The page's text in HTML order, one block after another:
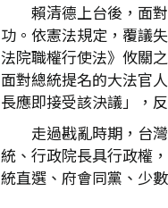
賴清德上台後，面
功。依憲法規定，覆議
法院職權行使法》攸關
面對總統提名的大法官
長應即接受該決議」，
走過戡亂時期，台
統、行政院長具行政權
統直選、府會同黨、少